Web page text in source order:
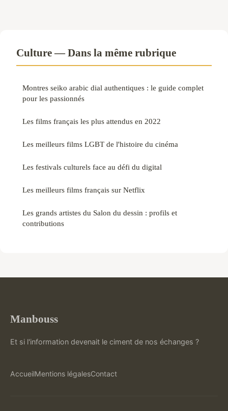
Culture — Dans la même rubrique
Montres seiko arabic dial authentiques : le guide complet
pour les passionnés
Les films français les plus attendus en 2022
Les meilleurs films LGBT de l'histoire du cinéma
Les festivals culturels face au défi du digital
Les meilleurs films français sur Netflix
Les grands artistes du Salon du dessin : profils et
contributions
Manbouss
Et si l'information devenait le ciment de nos échanges ?
AccueilMentions légalesContact